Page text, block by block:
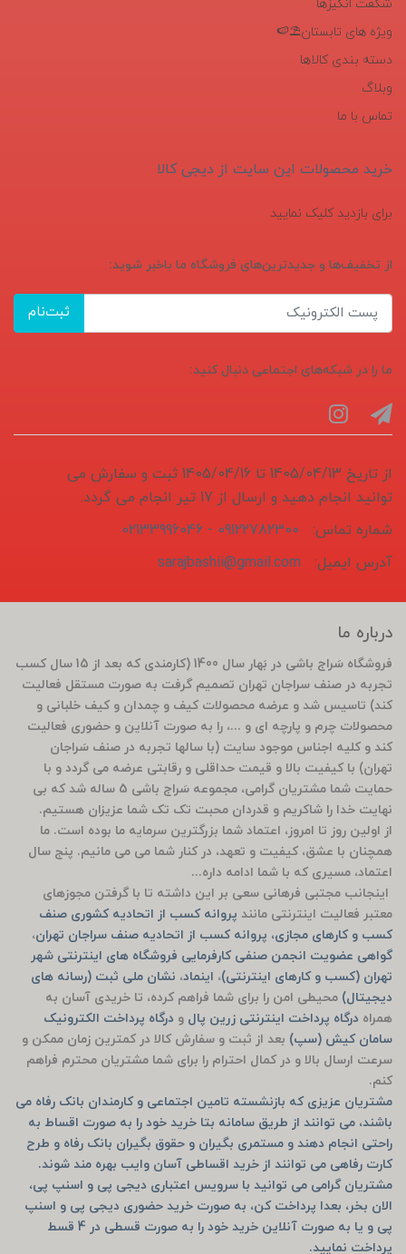
شگفت انگیزها
ویژه های تابستان⛱️🍉
دسته بندی کالاها
وبلاگ
تماس با ما
خرید محصولات این سایت از دیجی کالا
برای بازدید کلیک نمایید
از تخفیف‌ها و جدیدترین‌های فروشگاه ما باخبر شوید:
ثبت‌نام
ما را در شبکه‌های اجتماعی دنبال کنید:
از تاریخ 1405/04/13 تا 1405/04/16 ثبت و سفارش می
توانید انجام دهید و ارسال از 17 تیر انجام می گردد.
شماره تماس:
09122782300 - 02133996046
آدرس ایمیل:
sarajbashii@gmail.com
درباره ما
فروشگاه سَراج باشی در بَهار سال 1400 (کارمندی که بعد از 15 سال کسب
تجربه در صنف سراجان تهران تصمیم گرفت به صورت مستقل فعالیت
کند) تاسیس شد و عرضه محصولات کیف و چمدان و کیف خلبانی و
محصولات چرم و پارچه ای و ...، را به صورت آنلاین و حضوری فعالیت
کند و کلیه اجناس موجود سایت (با سالها تجربه در صنف سَراجان
تهران) با کیفیت بالا و قیمت حداقلی و رقابتی عرضه می گردد و با
حمایت شما مشتریان گرامی، مجموعه سَراج باشی 5 ساله شد که بی
نهایت خدا را شاکریم و قدردان محبت تک تک شما عزیزان هستیم.
از اولین روز تا امروز، اعتماد شما بزرگترین سرمایه ما بوده است. ما
همچنان با عشق، کیفیت و تعهد، در کنار شما می می مانیم. پنج سال
اعتماد، مسیری که با شما ادامه داره...
اینجانب مجتبی فرهانی سعی بر این داشته تا با گرفتن مجوزهای
معتبر فعالیت اینترنتی مانند پروانه کسب از اتحادیه کشوری صنف
کسب و کارهای مجازی، پروانه کسب از اتحادیه صنف سراجان تهران،
گواهی عضویت انجمن صنفی کارفرمایی فروشگاه های اینترنتی شهر
تهران (کسب و کارهای اینترنتی)، اینماد، نشان ملی ثبت (رسانه های
دیجیتال) محیطی امن را برای شما فراهم کرده، تا خریدی آسان به
همراه درگاه پرداخت اینترنتی زرین پال و درگاه پرداخت الکترونیک
سامان کیش (سپ) بعد از ثبت و سفارش کالا در کمترین زمان ممکن و
سرعت ارسال بالا و در کمال احترام را برای شما مشتریان محترم فراهم
کنم.
مشتریان عزیزی که بازنشسته تامین اجتماعی و کارمندان بانک رفاه می
باشند، می توانند از طریق سامانه بتا خرید خود را به صورت اقساط به
راحتی انجام دهند و مستمری بگیران و حقوق بگیران بانک رفاه و طرح
کارت رفاهی می توانند از خرید اقساطی آسان وایب بهره مند شوند.
مشتریان گرامی می توانید با سرویس اعتباری دیجی پی و اسنپ پی،
الان بخر، بعدا پرداخت کن، به صورت خرید حضوری دیجی پی و اسنپ
پی و یا به صورت آنلاین خرید خود را به صورت قسطی در 4 قسط
پرداخت نمایید.